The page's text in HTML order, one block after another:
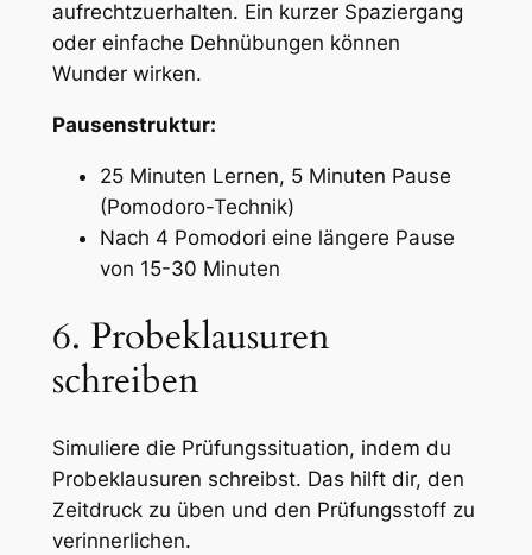
aufrechtzuerhalten. Ein kurzer Spaziergang
oder einfache Dehnübungen können
Wunder wirken.
Pausenstruktur:
25 Minuten Lernen, 5 Minuten Pause
(Pomodoro-Technik)
Nach 4 Pomodori eine längere Pause
von 15-30 Minuten
6. Probeklausuren
schreiben
Simuliere die Prüfungssituation, indem du
Probeklausuren schreibst. Das hilft dir, den
Zeitdruck zu üben und den Prüfungsstoff zu
verinnerlichen.